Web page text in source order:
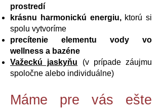
prostredí
krásnu harmonickú energiu,ktorú si
spolu vytvoríme
precítenie elementu vody vo
wellness a bazéne
Važeckú jaskyňu
(v prípade záujmu
spoločne alebo individuálne)
Máme pre vás ešte